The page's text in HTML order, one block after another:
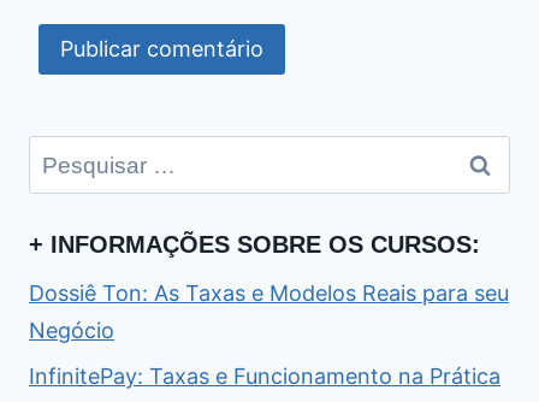
Pesquisar
por:
+ INFORMAÇÕES SOBRE OS CURSOS:
Dossiê Ton: As Taxas e Modelos Reais para seu
Negócio
InfinitePay: Taxas e Funcionamento na Prática